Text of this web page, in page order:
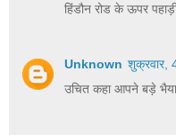
हिंडौन रोड के ऊपर
Unknown शुक्रवार,
उचित कहा आपने बड़े भैया